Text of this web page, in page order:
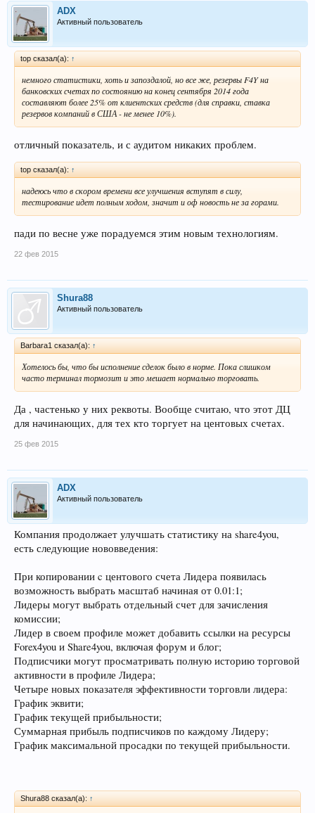
ADX
Активный пользователь
top сказал(а): ↑
немного статистики, хоть и запоздалой, но все же, резервы F4Y на
банковских счетах по состоянию на конец сентября 2014 года
составляют более 25% от клиентских средств (для справки, ставка
резервов компаний в США - не менее 10%).
отличный показатель, и с аудитом никаких проблем.
top сказал(а): ↑
надеюсь что в скором времени все улучшения вступят в силу,
тестирование идет полным ходом, значит и оф новость не за горами.
пади по весне уже порадуемся этим новым технологиям.
22 фев 2015
Shura88
Активный пользователь
Barbara1 сказал(а): ↑
Хотелось бы, что бы исполнение сделок было в норме. Пока слишком
часто терминал тормозит и это мешает нормально торговать.
Да , частенько у них реквоты. Вообще считаю, что этот ДЦ
для начинающих, для тех кто торгует на центовых счетах.
25 фев 2015
ADX
Активный пользователь
Компания продолжает улучшать статистику на share4you,
есть следующие нововведения:
При копировании c центового счета Лидера появилась
возможность выбрать масштаб начиная от 0.01:1;
Лидеры могут выбрать отдельный счет для зачисления
комиссии;
Лидер в своем профиле может добавить ссылки на ресурсы
Forex4you и Share4you, включая форум и блог;
Подписчики могут просматривать полную историю торговой
активности в профиле Лидера;
Четыре новых показателя эффективности торговли лидера:
График эквити;
График текущей прибыльности;
Суммарная прибыль подписчиков по каждому Лидеру;
График максимальной просадки по текущей прибыльности.
Shura88 сказал(а): ↑